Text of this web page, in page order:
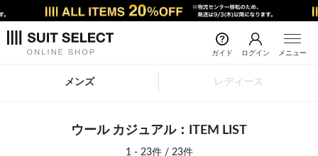
ガイド ログイン メニュー
メンズ レディース
ウール カジュアル：ITEM LIST
1 - 23件 / 23件